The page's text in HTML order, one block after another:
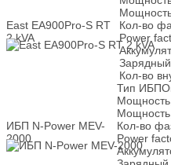
East EA900Pro-S RT
2 kVA
Кол-во
Power
Кол-во
ИБП N-Power MEV-
2000
Тип ИБП
Кол-во
Power